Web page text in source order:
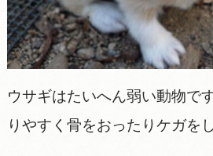
ウサギはたいへん弱い動物で
りやすく骨をおったりケガを